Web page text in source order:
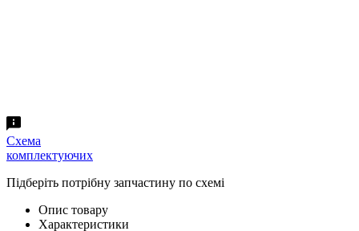
Схема
комплектуючих
Підберіть потрібну запчастину по схемі
Опис товару
Характеристики